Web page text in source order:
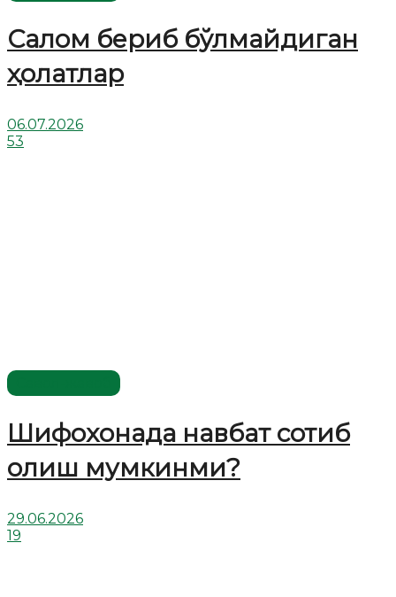
Салом бериб бўлмайдиган
ҳолатлар
06.07.2026
53
Шифохонада навбат сотиб
олиш мумкинми?
29.06.2026
19